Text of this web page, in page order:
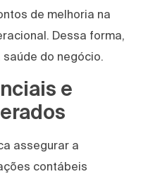
de melhoria na
Dessa forma,
do negócio.
e
assegurar a
contábeis